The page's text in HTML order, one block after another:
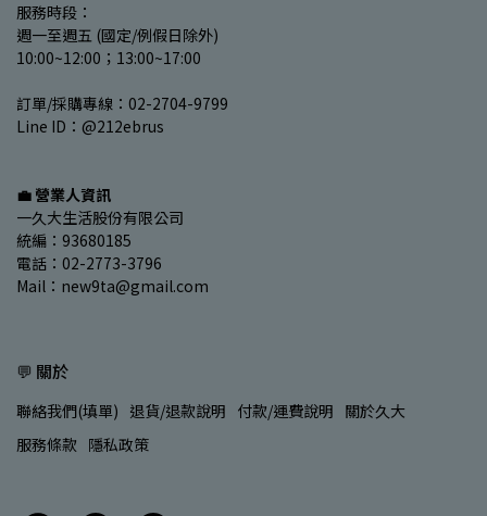
服務時段：
週一至週五 (國定/例假日除外)
10:00~12:00；13:00~17:00
訂單/採購專線：02-2704-9799
Line ID：@212ebrus
💼 營業人資訊
一久大生活股份有限公司
統編：93680185
電話：02-2773-3796
Mail：new9ta@gmail.com
💬 關於
聯絡我們(填單) 退貨/退款說明 付款/運費說明 關於久大
服務條款 隱私政策